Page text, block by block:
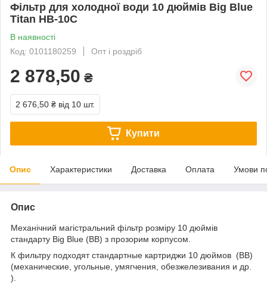
Фільтр для холодної води 10 дюймів Big Blue
Titan HB-10C
В наявності
Код: 0101180259
Опт і роздріб
2 878,50 ₴
2 676,50 ₴ від 10 шт.
Купити
Опис Характеристики Доставка Оплата Умови
Опис
Механічний магістральний фільтр розміру 10 дюймів
стандарту Big Blue (BB) з прозорим корпусом.
К фильтру подходят стандартные картриджи 10 дюймов (BB)
(механические, угольные, умягчения, обезжелезивания и др.
).